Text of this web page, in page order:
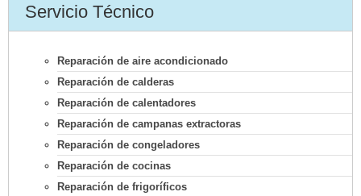
Servicio Técnico
Reparación de aire acondicionado
Reparación de calderas
Reparación de calentadores
Reparación de campanas extractoras
Reparación de congeladores
Reparación de cocinas
Reparación de frigoríficos